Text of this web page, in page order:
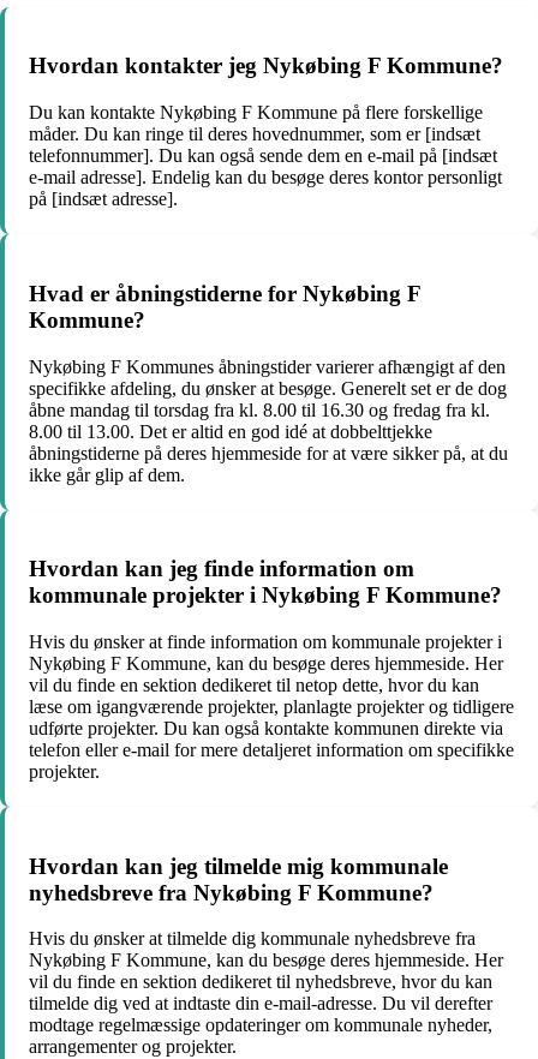
Hvordan kontakter jeg Nykøbing F Kommune?
Du kan kontakte Nykøbing F Kommune på flere forskellige
måder. Du kan ringe til deres hovednummer, som er [indsæt
telefonnummer]. Du kan også sende dem en e-mail på [indsæt
e-mail adresse]. Endelig kan du besøge deres kontor personligt
på [indsæt adresse].
Hvad er åbningstiderne for Nykøbing F
Kommune?
Nykøbing F Kommunes åbningstider varierer afhængigt af den
specifikke afdeling, du ønsker at besøge. Generelt set er de dog
åbne mandag til torsdag fra kl. 8.00 til 16.30 og fredag fra kl.
8.00 til 13.00. Det er altid en god idé at dobbelttjekke
åbningstiderne på deres hjemmeside for at være sikker på, at du
ikke går glip af dem.
Hvordan kan jeg finde information om
kommunale projekter i Nykøbing F Kommune?
Hvis du ønsker at finde information om kommunale projekter i
Nykøbing F Kommune, kan du besøge deres hjemmeside. Her
vil du finde en sektion dedikeret til netop dette, hvor du kan
læse om igangværende projekter, planlagte projekter og tidligere
udførte projekter. Du kan også kontakte kommunen direkte via
telefon eller e-mail for mere detaljeret information om specifikke
projekter.
Hvordan kan jeg tilmelde mig kommunale
nyhedsbreve fra Nykøbing F Kommune?
Hvis du ønsker at tilmelde dig kommunale nyhedsbreve fra
Nykøbing F Kommune, kan du besøge deres hjemmeside. Her
vil du finde en sektion dedikeret til nyhedsbreve, hvor du kan
tilmelde dig ved at indtaste din e-mail-adresse. Du vil derefter
modtage regelmæssige opdateringer om kommunale nyheder,
arrangementer og projekter.